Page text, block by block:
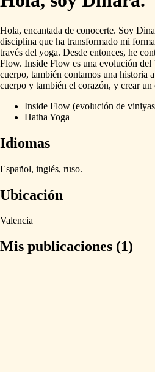
Hola, encantada de conocerte. Soy
disciplina que ha transformado mi forma
través del yoga. Desde entonces, he
Flow. Inside Flow es una evolución del
cuerpo, también contamos una historia a
cuerpo y también el corazón, y crear un
Inside Flow (evolución de
Hatha Yoga
Idiomas
Español, inglés, ruso.
Ubicación
Valencia
Mis publicaciones (1)